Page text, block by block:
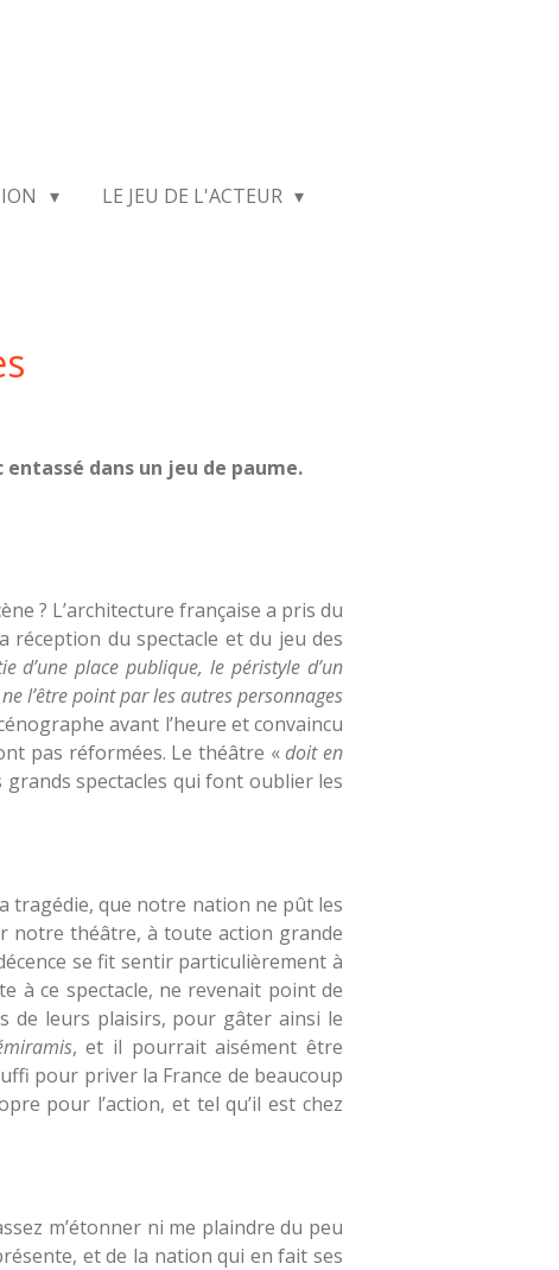
LE JEU DE L'ACTEUR
dans un jeu de paume.
? L’architecture française a pris du
réception du spectacle et du jeu des
place publique, le péristyle d’un
l’être point par les autres personnages
avant l’heure et convaincu
pas réformées. Le théâtre «doit en
grands spectacles qui font oublier les
tragédie, que notre nation ne pût les
notre théâtre, à toute action grande
se fit sentir particulièrement à
à ce spectacle, ne revenait point de
de leurs plaisirs, pour gâter ainsi le
, et il pourrait aisément être
pour priver la France de beaucoup
pour l’action, et tel qu’il est chez
m’étonner ni me plaindre du peu
et de la nation qui en fait ses